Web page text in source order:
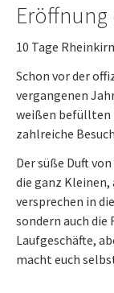
Eröffnung
10 Tage
Schon vor der
vergangenen
weißen befüllten
zahlreiche
Der süße Duft
die ganz Kleinen,
versprechen in
sondern auch die
Laufgeschäfte,
macht euch